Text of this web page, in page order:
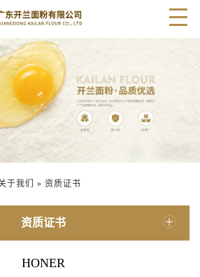
于我们 » 资质证书
资质证书
HONER